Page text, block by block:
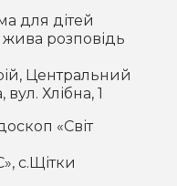
для дітей
розповідь
Центральний
Хлібна, 1
«Світ
с.Щітки